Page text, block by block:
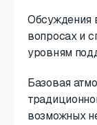
Обсуждения
вопросах и
уровням
Базовая
возможных